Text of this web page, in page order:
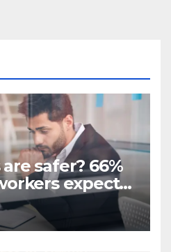
safer? 66%
expect